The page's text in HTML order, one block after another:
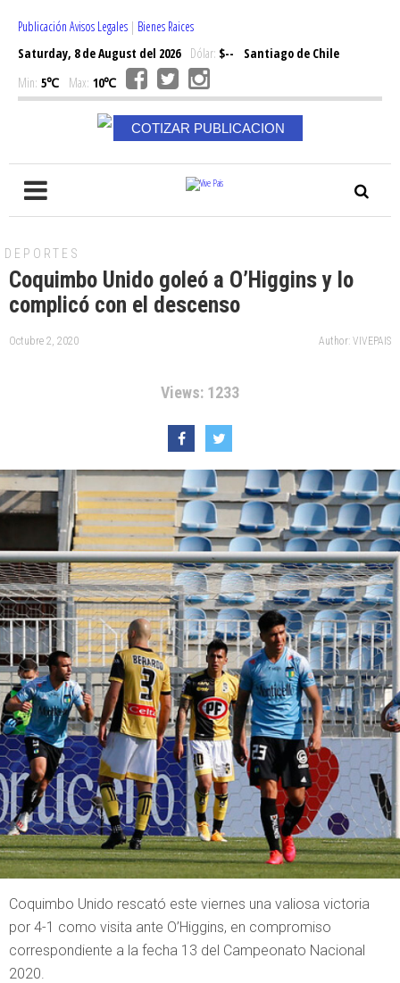
Publicación Avisos Legales | Bienes Raices
Saturday, 8 de August del 2026Dólar: $--
Santiago de Chile
Min: 5℃ Max: 10℃
COTIZAR PUBLICACION
DEPORTES
Coquimbo Unido goleó a O’Higgins y lo
complicó con el descenso
Octubre 2, 2020 Author: VIVEPAIS
Views: 1233
Coquimbo Unido rescató este viernes una valiosa victoria
por 4-1 como visita ante O’Higgins, en compromiso
correspondiente a la fecha 13 del Campeonato Nacional
2020.